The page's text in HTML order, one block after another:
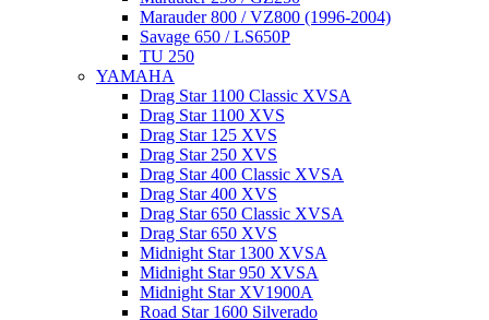
Marauder 800 / VZ800 (1996-2004)
Savage 650 / LS650P
TU 250
YAMAHA
Drag Star 1100 Classic XVSA
Drag Star 1100 XVS
Drag Star 125 XVS
Drag Star 250 XVS
Drag Star 400 Classic XVSA
Drag Star 400 XVS
Drag Star 650 Classic XVSA
Drag Star 650 XVS
Midnight Star 1300 XVSA
Midnight Star 950 XVSA
Midnight Star XV1900A
Road Star 1600 Silverado